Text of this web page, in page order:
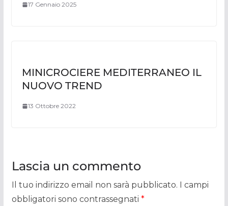
17 Gennaio 2025
MINICROCIERE MEDITERRANEO IL
NUOVO TREND
13 Ottobre 2022
Lascia un commento
Il tuo indirizzo email non sarà pubblicato. I campi
obbligatori sono contrassegnati *